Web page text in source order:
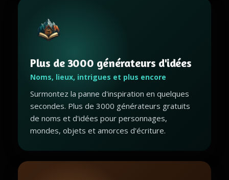
Plus de 3000 générateurs d'idées
Noms, lieux, intrigues et plus encore
Surmontez la panne d'inspiration en quelques
secondes. Plus de 3000 générateurs gratuits
de noms et d'idées pour personnages,
mondes, objets et amorces d'écriture.